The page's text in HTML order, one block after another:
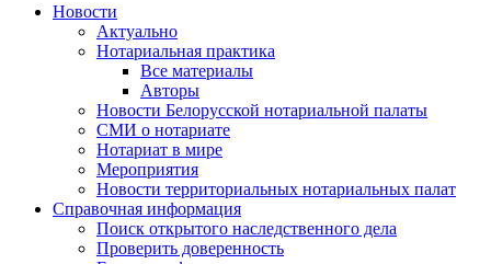
Новости
Актуально
Нотариальная практика
Все материалы
Авторы
Новости Белорусской нотариальной палаты
СМИ о нотариате
Нотариат в мире
Мероприятия
Новости территориальных нотариальных палат
Справочная информация
Поиск открытого наследственного дела
Проверить доверенность